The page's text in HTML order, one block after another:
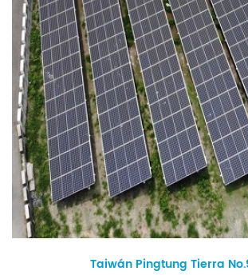
Taiwán Pingtung Tierra